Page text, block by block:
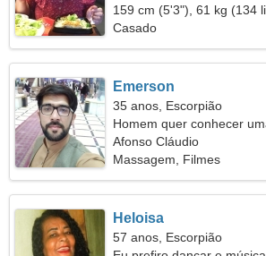
acampar
159 cm (5'3"), 61 kg (134
Casado
Emerson
35 anos, Escorpião
Homem quer conhecer
Afonso Cláudio
Massagem, Filmes
Heloisa
57 anos, Escorpião